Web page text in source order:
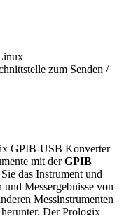
zum Senden /
GPIB-USB Konverter
mit derGPIB
das Instrument und
Messergebnisse von
Messinstrumenten
Der Prologix